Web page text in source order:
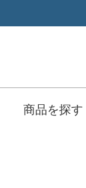
商品を探す